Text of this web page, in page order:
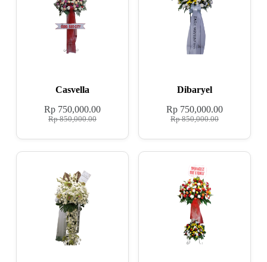
Casvella
Rp850,000.00
Rp750,000.00
Dibaryel
Rp850,000.00
Rp 750,000.00